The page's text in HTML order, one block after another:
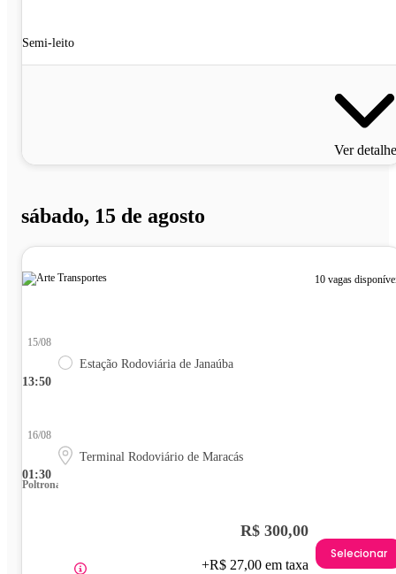
Semi-leito
Ver
sábado, 15 de agosto
10 vagas
13:50
15/08
Estação Rodoviária de Janaúba
01:30
16/08
Terminal Rodoviário de Maracás
Poltrona
R$ 300,00
+R$ 27,00 em taxa
Selecionar